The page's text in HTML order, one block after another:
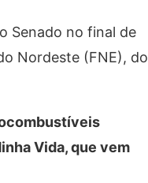
Senado no final de
Nordeste (FNE), do
Vida, que vem